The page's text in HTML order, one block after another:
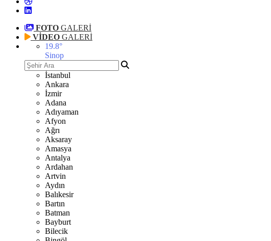
FOTO GALERİ
VİDEO GALERİ
19.8°
Sinop
İstanbul
Ankara
İzmir
Adana
Adıyaman
Afyon
Ağrı
Aksaray
Amasya
Antalya
Ardahan
Artvin
Aydın
Balıkesir
Bartın
Batman
Bayburt
Bilecik